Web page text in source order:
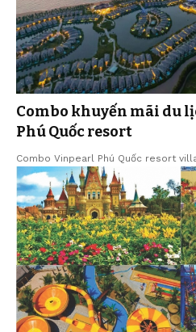
Combo khuyến mãi du
Phú Quốc resort
Combo Vinpearl Phú Quốc resort